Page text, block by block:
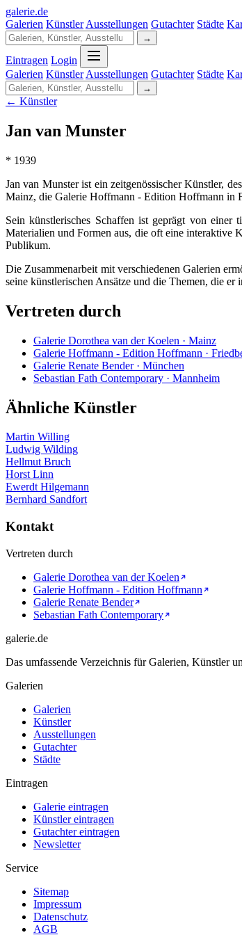
galerie.de
Galerien Künstler Ausstellungen Gutachter Städte
→
Eintragen Login
Galerien Künstler Ausstellungen Gutachter Städte
→
← Künstler
Jan van Munster
* 1939
Jan van Munster ist ein zeitgenössischer Künstler,
Mainz, die Galerie Hoffmann - Edition Hoffmann in
Sein künstlerisches Schaffen ist geprägt von
Materialien und Formen aus, die oft eine interaktive
Publikum.
Die Zusammenarbeit mit verschiedenen Galerien
seine künstlerischen Ansätze und die Themen, die er
Vertreten durch
Galerie Dorothea van der Koelen · Mainz
Galerie Hoffmann - Edition Hoffmann ·
Galerie Renate Bender · München
Sebastian Fath Contemporary · Mannheim
Ähnliche Künstler
Martin Willing
Ludwig Wilding
Hellmut Bruch
Horst Linn
Ewerdt Hilgemann
Bernhard Sandfort
Kontakt
Vertreten durch
Galerie Dorothea van der Koelen
Galerie Hoffmann - Edition Hoffmann
Galerie Renate Bender
Sebastian Fath Contemporary
galerie.de
Das umfassende Verzeichnis für Galerien, Künstler
Galerien
Galerien
Künstler
Ausstellungen
Gutachter
Städte
Eintragen
Galerie eintragen
Künstler eintragen
Gutachter eintragen
Newsletter
Service
Sitemap
Impressum
Datenschutz
AGB